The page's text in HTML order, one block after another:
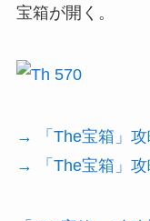
宝箱が開く。
→ 「The宝箱」
→ 「The宝箱」